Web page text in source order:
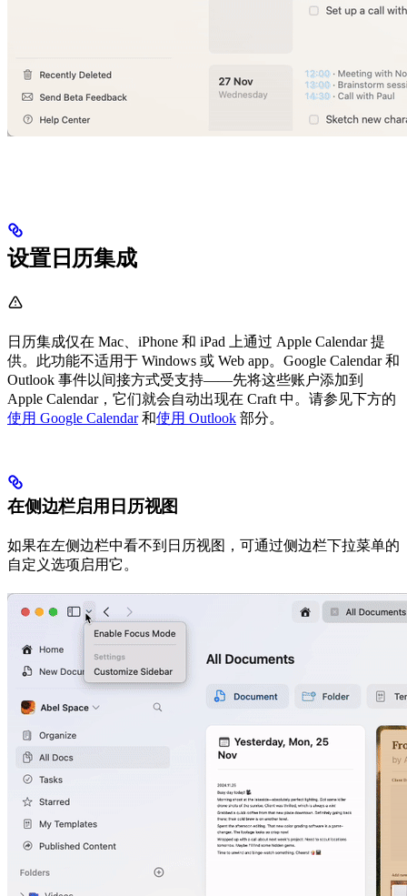
设置日历集成
日历集成仅在 Mac、iPhone 和 iPad 上通过 Apple Calendar 提
供。此功能不适用于 Windows 或 Web app。Google Calendar 和
Outlook 事件以间接方式受支持——先将这些账户添加到
Apple Calendar，它们就会自动出现在 Craft 中。请参见下方的
使用 Google Calendar和使用 Outlook 部分。
在侧边栏启用日历视图
如果在左侧边栏中看不到日历视图，可通过侧边栏下拉菜单的
自定义选项启用它。